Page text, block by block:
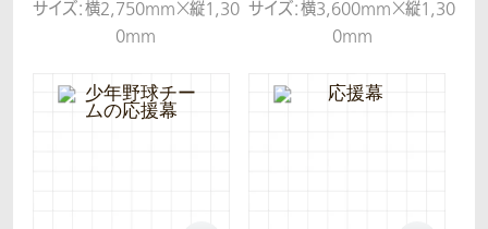
サイズ：横2,750mm×縦1,30
0mm
サイズ：横3,600mm×縦1,30
0mm